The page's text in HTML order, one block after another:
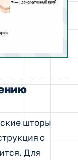
шторы
с
Для